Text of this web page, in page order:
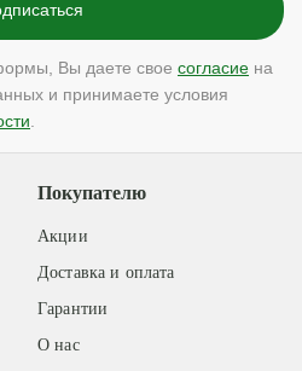
Вы даете свое согласие на
и принимаете условия
Покупателю
Акции
Доставка и оплата
Гарантии
О нас